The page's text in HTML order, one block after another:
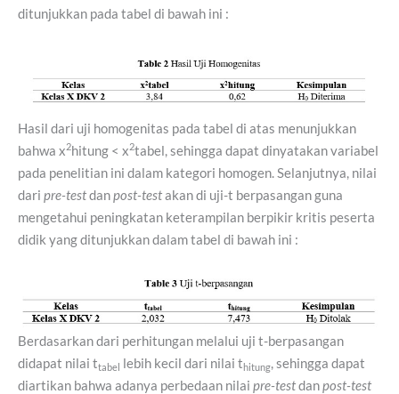
ditunjukkan pada tabel di bawah ini :
Hasil dari uji homogenitas pada tabel di atas menunjukkan
bahwa x2hitung < x2tabel, sehingga dapat dinyatakan variabel
pada penelitian ini dalam kategori homogen. Selanjutnya, nilai
dari pre-testdanpost-testakan di uji-t berpasangan guna
mengetahui peningkatan keterampilan berpikir kritis peserta
didik yang ditunjukkan dalam tabel di bawah ini :
Berdasarkan dari perhitungan melalui uji t-berpasangan
didapat nilai ttabel lebih kecil dari nilai thitung, sehingga dapat
diartikan bahwa adanya perbedaan nilai pre-testdanpost-test